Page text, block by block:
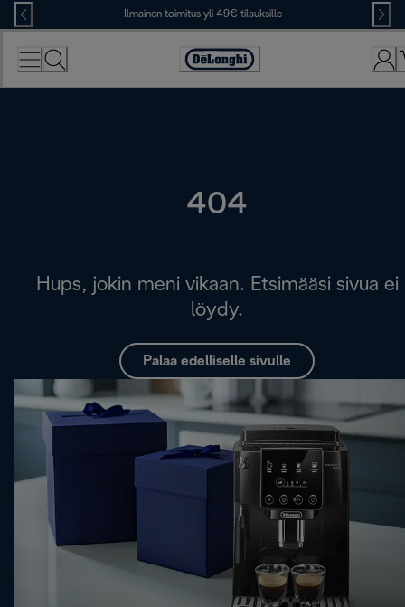
Skip
to
Content
Ilmainen toimitus yli 49€ tilauksille
Accessibility
Statement
404
Hups, jokin meni vikaan. Etsimääsi sivua ei
löydy.
Palaa edelliselle sivulle